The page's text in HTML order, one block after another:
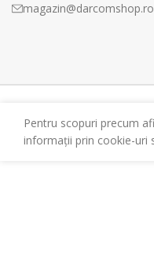
magazin@darcomshop.ro
Pentru scopuri precum
informații prin cookie-uri